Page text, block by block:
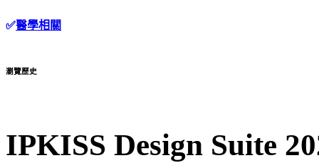
✅醫學相關
瀏覽歷史
IPKISS Design Suite